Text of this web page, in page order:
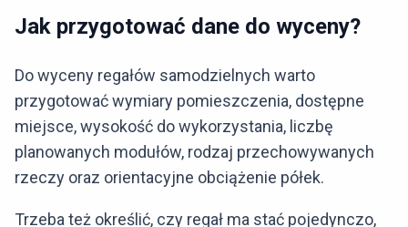
Jak przygotować dane do wyceny?
Do wyceny regałów samodzielnych warto
przygotować wymiary pomieszczenia, dostępne
miejsce, wysokość do wykorzystania, liczbę
planowanych modułów, rodzaj przechowywanych
rzeczy oraz orientacyjne obciążenie półek.
Trzeba też określić, czy regał ma stać pojedynczo,